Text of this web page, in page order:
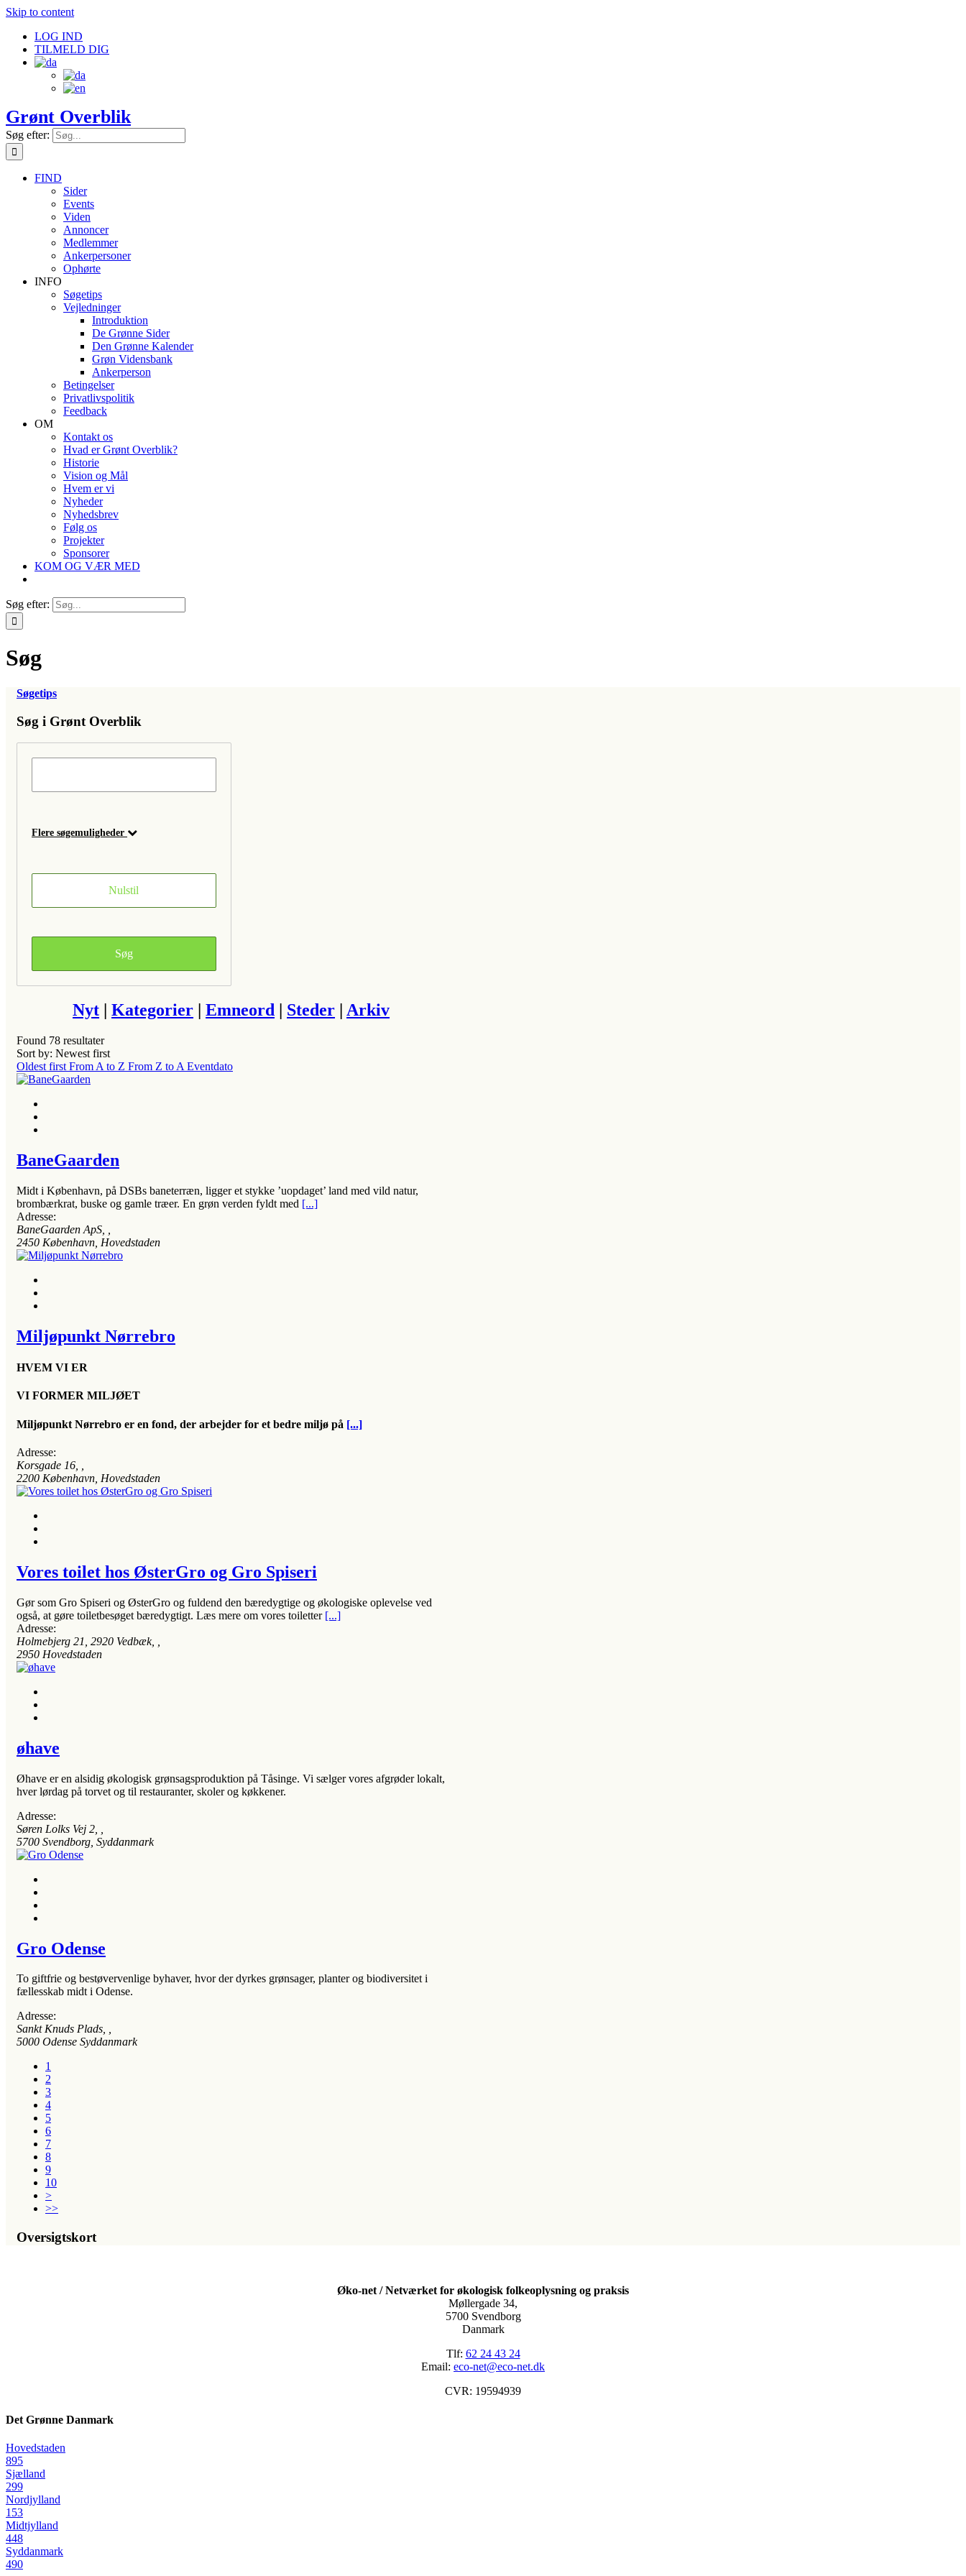
Skip to content
LOG IND
TILMELD DIG
Grønt Overblik
Søg efter:
FIND
Sider
Events
Viden
Annoncer
Medlemmer
Ankerpersoner
Ophørte
INFO
Søgetips
Vejledninger
Introduktion
De Grønne Sider
Den Grønne Kalender
Grøn Vidensbank
Ankerperson
Betingelser
Privatlivspolitik
Feedback
OM
Kontakt os
Hvad er Grønt Overblik?
Historie
Vision og Mål
Hvem er vi
Nyheder
Nyhedsbrev
Følg os
Projekter
Sponsorer
KOM OG VÆR MED
Søg efter:
Søg
Søgetips
Søg i Grønt Overblik
Flere søgemuligheder
Nyt |Kategorier |Emneord Steder |Arkiv
Found 78 resultater
Sort by: Newest first
Oldest first From A to Z From Z to A Eventdato
BaneGaarden
Midt i København, på DSBs baneterræn, ligger et stykke ’uopdaget’ land med vild natur,
brombærkrat, buske og gamle træer. En grøn verden fyldt med [...]
Adresse:
BaneGaarden ApS
2450 København, Hovedstaden
Miljøpunkt Nørrebro
HVEM VI ER
VI FORMER MILJØET
Miljøpunkt Nørrebro er en fond, der arbejder for et bedre miljø på [...]
Adresse:
Korsgade 16
2200 København, Hovedstaden
Vores toilet hos ØsterGro og Gro Spiseri
Gør som Gro Spiseri og ØsterGro og fuldend den bæredygtige og økologiske oplevelse ved
også, at gøre toiletbesøget bæredygtigt. Læs mere om vores toiletter [...]
Adresse:
Holmebjerg 21, 2920 Vedbæk, ,
2950 Hovedstaden
øhave
Øhave er en alsidig økologisk grønsagsproduktion på Tåsinge. Vi sælger vores afgrøder lokalt,
hver lørdag på torvet og til restauranter, skoler og køkkener.
Adresse:
Søren Lolks Vej 2
5700 Svendborg, Syddanmark
Gro Odense
To giftfrie og bestøvervenlige byhaver, hvor der dyrkes grønsager, planter og biodiversitet i
fællesskab midt i Odense.
Adresse:
Sankt Knuds Plads, ,
5000 Odense Syddanmark
1
2
3
4
5
6
7
8
9
10
>
>>
Oversigtskort
Øko-net / Netværket for økologisk folkeoplysning og praksis
Møllergade 34,
5700 Svendborg
Danmark
Tlf: 62 24 43 24
Email: eco-net@eco-net.dk
CVR: 19594939
Det Grønne Danmark
Hovedstaden
895
Sjælland
299
Nordjylland
153
Midtjylland
448
Syddanmark
490